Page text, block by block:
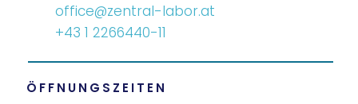
ÖFFNUNGSZEITEN
office@zentral-labor.at
+43 1 2266440-11